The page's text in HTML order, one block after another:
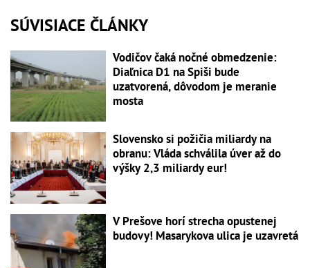
SÚVISIACE ČLÁNKY
Vodičov čaká nočné obmedzenie:
Diaľnica D1 na Spiši bude
uzatvorená, dôvodom je meranie
mosta
Slovensko si požičia miliardy na
obranu: Vláda schválila úver až do
výšky 2,3 miliardy eur!
V Prešove horí strecha opustenej
budovy! Masarykova ulica je uzavretá